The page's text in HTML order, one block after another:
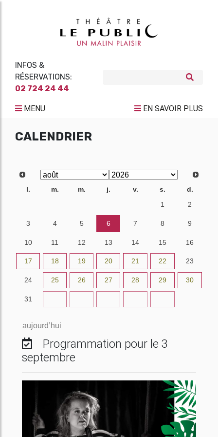
INFOS &
RÉSERVATIONS:
02 724 24 44
MENU EN SAVOIR PLUS
CALENDRIER
l. m. m. j. v. s.
d.
1 2
3 4 5 6 7 8 9
10 11 12 13 14 15 16
17 18 19 20 21 22 23
24 25 26 27 28 29 30
31
aujourd’hui
Programmation pour le 3
septembre